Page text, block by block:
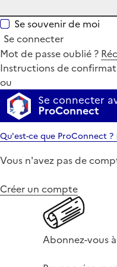
Se souvenir de moi
Se connecter
Mot de passe oublié ?
Instructions de
ou
Se connecter
ProConnect
Qu'est-ce que ProConnect ?
Vous n'avez pas de
Créer un compte
Abonnez-vous